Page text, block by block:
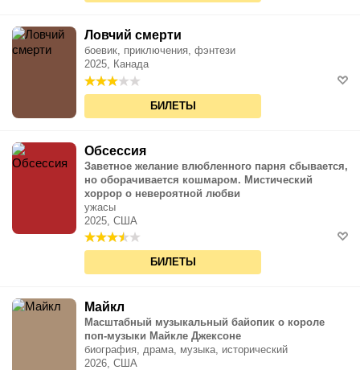
Ловчий смерти
боевик, приключения, фэнтези
2025, Канада
БИЛЕТЫ
Обсессия
Заветное желание влюбленного парня сбывается,
но оборачивается кошмаром. Мистический
хоррор о невероятной любви
ужасы
2025, США
БИЛЕТЫ
Майкл
Масштабный музыкальный байопик о короле
поп-музыки Майкле Джексоне
биография, драма, музыка, исторический
2026, США